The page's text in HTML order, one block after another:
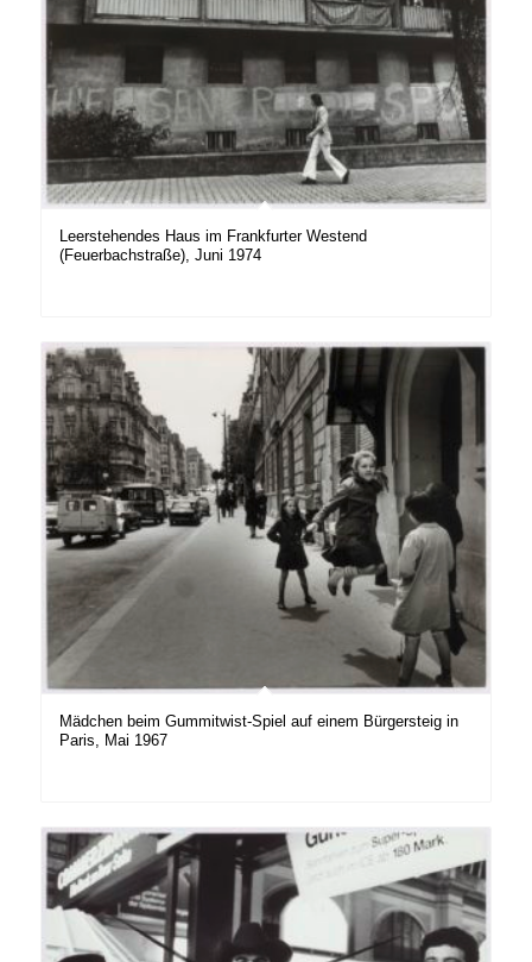
Leerstehendes Haus im Frankfurter Westend
(Feuerbachstraße), Juni 1974
Mädchen beim Gummitwist-Spiel auf einem Bürgersteig in
Paris, Mai 1967